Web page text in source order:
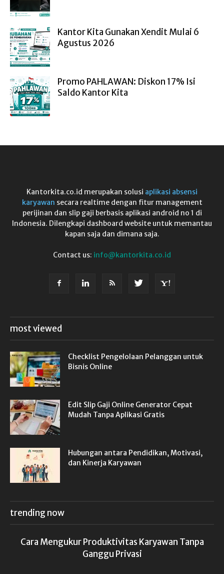
Kantor Kita Gunakan Xendit Mulai 6
Agustus 2026
Promo PAHLAWAN: Diskon 17% Isi
Saldo Kantor Kita
Kantorkita.co.id merupakan solusi aplikasi absensi
karyawan secara realtime dengan fitur management
perijinan dan slip gaji berbasis aplikasi android no 1 di
Indonesia. Dilengkapi dashboard website untuk memantau
kapan saja dan dimana saja.
Contact us: info@kantorkita.co.id
most viewed
Checklist Pengelolaan Pelanggan untuk
Bisnis Online
Edit Slip Gaji Online Generator Cepat
Mudah Tanpa Aplikasi Gratis
Hubungan antara Pendidikan, Motivasi,
dan Kinerja Karyawan
trending now
Cara Mengukur Produktivitas Karyawan Tanpa
Ganggu Privasi